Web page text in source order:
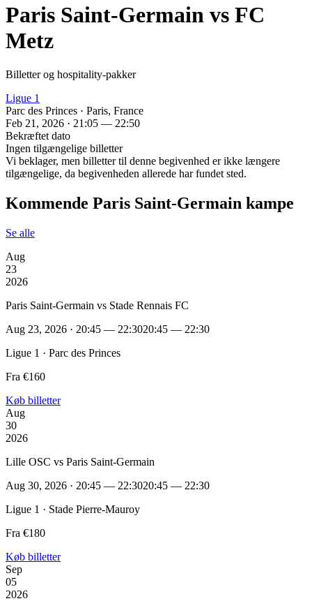
Paris Saint-Germain vs FC
Metz
Billetter og hospitality-pakker
Ligue 1
Parc des Princes · Paris, France
Feb 21, 2026 · 21:05 — 22:50
Bekræftet dato
Ingen tilgængelige billetter
Vi beklager, men billetter til denne begivenhed er ikke længere
tilgængelige, da begivenheden allerede har fundet sted.
Kommende Paris Saint-Germain kampe
Se alle
Aug
23
2026
Paris Saint-Germain vs Stade Rennais FC
Aug 23, 2026 · 20:45 — 22:3020:45 — 22:30
Ligue 1 · Parc des Princes
Fra €160
Køb billetter
Aug
30
2026
Lille OSC vs Paris Saint-Germain
Aug 30, 2026 · 20:45 — 22:3020:45 — 22:30
Ligue 1 · Stade Pierre-Mauroy
Fra €180
Køb billetter
Sep
05
2026